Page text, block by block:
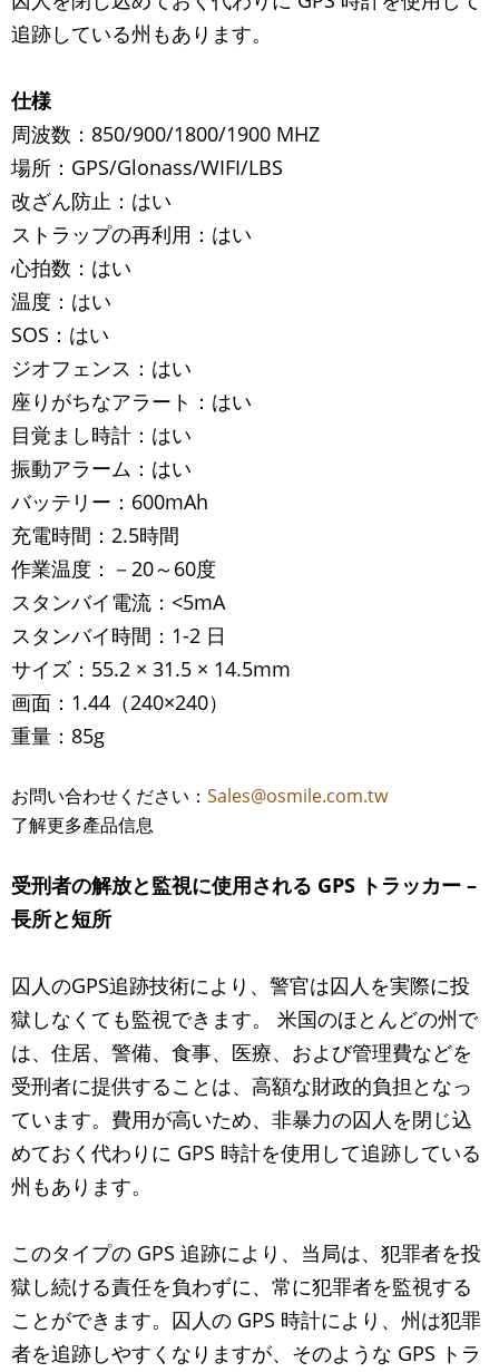
追跡している州もあります。
仕様
周波数：850/900/1800/1900 MHZ
場所：GPS/Glonass/WIFI/LBS
改ざん防止：はい
ストラップの再利用：はい
心拍数：はい
温度：はい
SOS：はい
ジオフェンス：はい
座りがちなアラート：はい
目覚まし時計：はい
振動アラーム：はい
バッテリー：600mAh
充電時間：2.5時間
作業温度：－20～60度
スタンバイ電流：<5mA
スタンバイ時間：1-2 日
サイズ：55.2 × 31.5 × 14.5mm
画面：1.44（240×240）
重量：85g
お問い合わせください： Sales@osmile.com.tw
了解更多產品信息
受刑者の解放と監視に使用される GPS トラッカー –
長所と短所
囚人のGPS追跡技術により、警官は囚人を実際に投
獄しなくても監視できます。 米国のほとんどの州で
は、住居、警備、食事、医療、および管理費などを
受刑者に提供することは、高額な財政的負担となっ
ています。費用が高いため、非暴力の囚人を閉じ込
めておく代わりに GPS 時計を使用して追跡している
州もあります。
このタイプの GPS 追跡により、当局は、犯罪者を投
獄し続ける責任を負わずに、常に犯罪者を監視する
ことができます。囚人の GPS 時計により、州は犯罪
者を追跡しやすくなりますが、そのような GPS トラ